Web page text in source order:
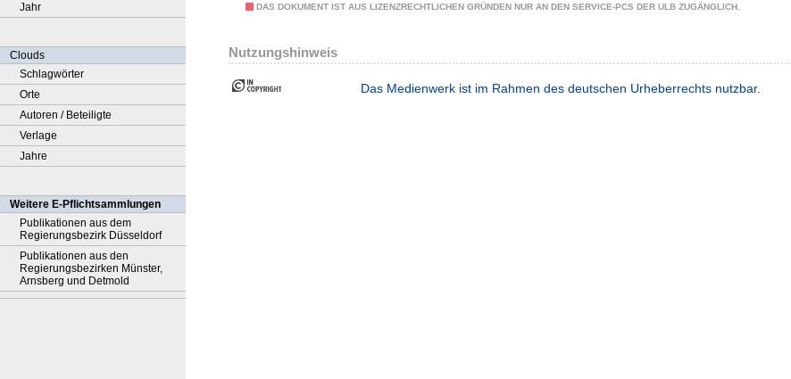
Jahr
Clouds
Schlagwörter
Orte
Autoren / Beteiligte
Verlage
Jahre
Weitere E-Pflichtsammlungen
Publikationen aus dem
Regierungsbezirk Düsseldorf
Publikationen aus den
Regierungsbezirken Münster,
Arnsberg und Detmold
DAS DOKUMENT IST AUS LIZENZRECHTLICHEN GRÜNDEN NUR AN DEN SERVICE-PCS DER ULB ZUGÄNGLICH.
Nutzungshinweis
Das Medienwerk ist im Rahmen des deutschen Urheberrechts nutzbar.